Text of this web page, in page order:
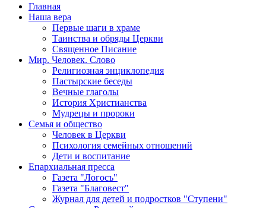
Главная
Наша вера
Первые шаги в храме
Таинства и обряды Церкви
Священное Писание
Мир. Человек. Слово
Религиозная энциклопедия
Пастырские беседы
Вечные глаголы
История Христианства
Мудрецы и пророки
Семья и общество
Человек в Церкви
Психология семейных отношений
Дети и воспитание
Епархиальная пресса
Газета "Логосъ"
Газета "Благовест"
Журнал для детей и подростков "Ступени"